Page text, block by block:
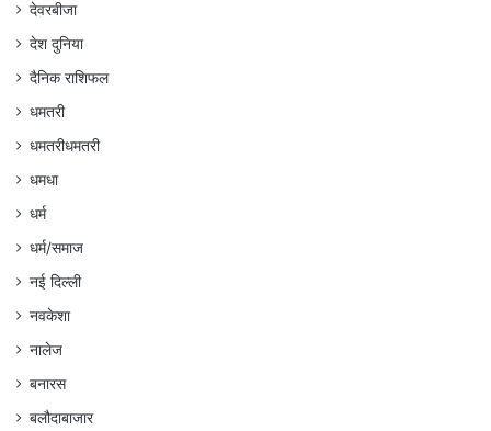
देवरबीजा
देश दुनिया
दैनिक राशिफल
धमतरी
धमतरीधमतरी
धमधा
धर्म
धर्म/समाज
नई दिल्ली
नवकेशा
नालेज
बनारस
बलौदाबाजार